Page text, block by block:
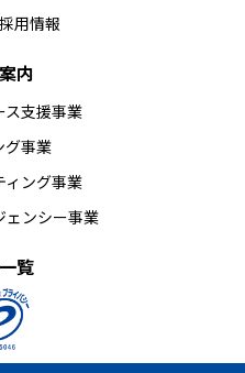
採用情報
内
ス支援事業
グ事業
ィング事業
ェンシー事業
覧